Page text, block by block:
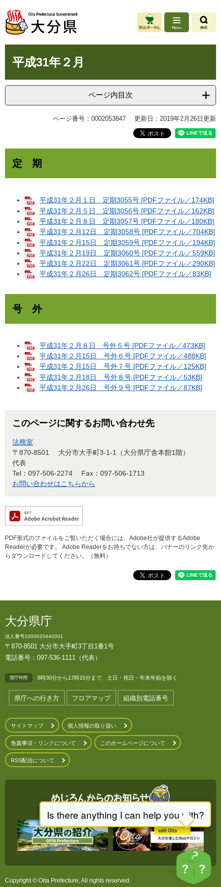
ジ
先
。
ュ
を
て
平成31年２月
ページ内目次
ページ番号：0002053847 更新日：2019年2月26日更新
定 期
平成31年２月１日 定期3055号 [PDFファイル／174KB]
平成31年２月５日 定期3056号 [PDFファイル／162KB]
平成31年２月８日 定期3057号 [PDFファイル／180KB]
平成31年２月12日 定期3058号 [PDFファイル／704KB]
平成31年２月15日 定期3059号 [PDFファイル／194KB]
平成31年２月19日 定期3060号 [PDFファイル／559KB]
平成31年２月22日 定期3061号 [PDFファイル／290KB]
平成31年２月26日 定期3062号 [PDFファイル／83KB]
号 外
平成31年２月８日 号外５号 [PDFファイル／473KB]
平成31年２月15日 号外６号 [PDFファイル／488KB]
平成31年２月15日 号外７号 [PDFファイル／125KB]
平成31年２月18日 号外８号 [PDFファイル／53KB]
平成31年２月26日 号外９号 [PDFファイル／87KB]
このページに関するお問い合わせ先
法務室
〒870-8501
大分市大手町3-1-1（大分県庁舎本館1階）
代表
Tel：097-506-2274
Fax：097-506-1713
お問い合わせはこちらから
PDF形式のファイルをご覧いただく場合には、Adobe社が提供するAdobe
Readerが必要です。
Adobe Readerをお持ちでない方は、バナーのリンク先か
らダウンロードしてください。（無料）
大分県庁
法人番号1000020440001
〒870-8501 大分市大手町3丁目1番1号
電話番号：097-536-1111（代表）
開庁時間 8時30分から17時15分まで、土日・祝日・年末年始を除く
県庁への行き方 フロアマップ 組織別電話番号
サイトマップ 個人情報の取り扱い
免責事項・リンクについて このホームページについて
RSS配信について
Copyright © Oita Prefecture, All rights reserved.